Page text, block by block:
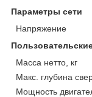
Параметры сети
Напряжение
Масса нетто, кг
Макс. глубина
Мощность